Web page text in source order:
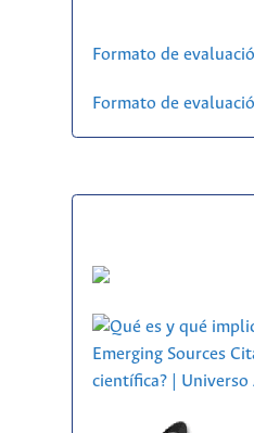
Formato de
Formato de